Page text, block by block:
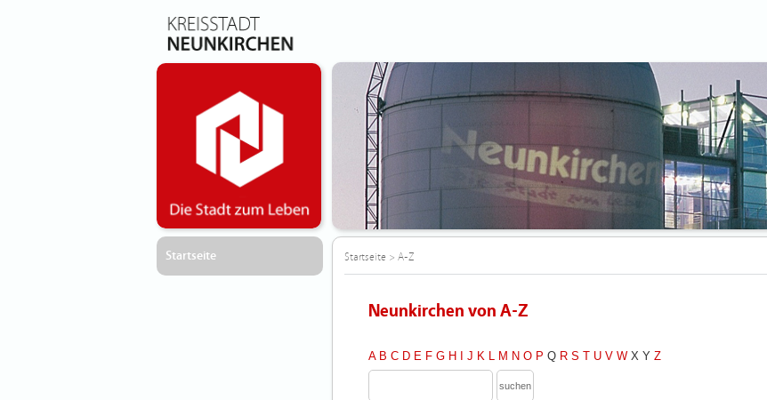
Startseite Startseite> A-Z
Neunkirchen von A-Z
A B C D E F G H J K L M N O P Q R S T U V W X Y Z